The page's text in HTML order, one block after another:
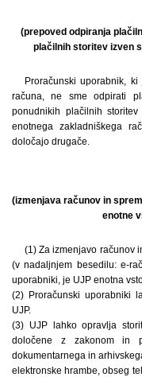
(prepoved odpiranja
plačilnih storitev izven
Proračunski uporabnik,
računa, ne sme odpirati
ponudnikih plačilnih
enotnega zakladniškega
določajo drugače.
(izmenjava računov in
enotne
(1) Za izmenjavo računov
(v nadaljnjem besedilu: e-
uporabniki, je UJP enotna
(2) Proračunski uporabniki
UJP.
(3) UJP lahko opravlja
določene z zakonom in
dokumentarnega in
elektronske hrambe, obseg